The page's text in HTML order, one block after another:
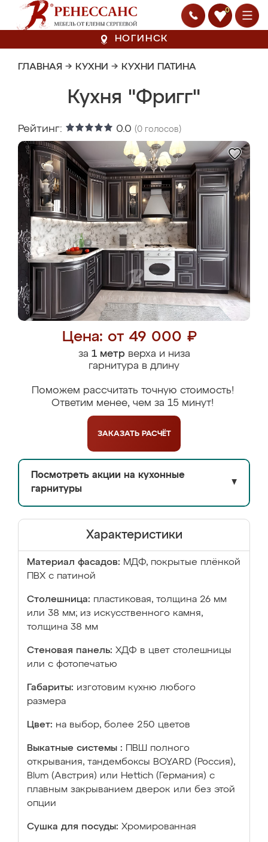
0
НОГИНСК
ГЛАВНАЯ → КУХНИ → КУХНИ ПАТИНА
Кухня "Фригг"
Рейтинг: 0.0 (0 голосов)
Цена: от 49 000 ₽
за 1 метрверха и низа
гарнитура в длину
Поможем рассчитать точную стоимость!
Ответим менее, чем за 15 минут!
ЗАКАЗАТЬ РАСЧЁТ
Посмотреть акции на кухонные
гарнитуры
▼
Характеристики
Материал фасадов: МДФ, покрытые плёнкой
ПВХ с патиной
Столешница: пластиковая, толщина 26 мм
или 38 мм; из искусственного камня,
толщина 38 мм
Стеновая панель: ХДФ в цвет столешницы
или с фотопечатью
Габариты: изготовим кухню любого
размера
Цвет: на выбор, более 250 цветов
Выкатные системы :
ПВШ полного
открывания, тандембоксы BOYARD (Россия),
Blum (Австрия) или Hettich (Германия) с
плавным закрыванием дверок или без этой
опции
Сушка для посуды: Хромированная